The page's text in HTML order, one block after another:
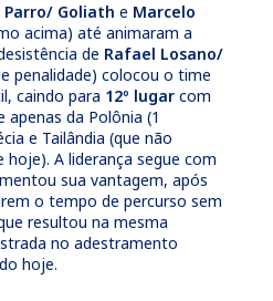
Parro/ Goliath e Marcelo
acima) até animaram a
de Rafael Losano/
penalidade) colocou o time
caindo para 12º lugar com
apenas da Polônia (1
e Tailândia (que não
A liderança segue com
sua vantagem, após
o tempo de percurso sem
resultou na mesma
no adestramento
hoje.